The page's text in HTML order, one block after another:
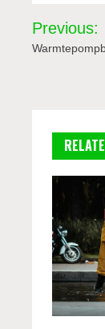
Bericht
Previous: